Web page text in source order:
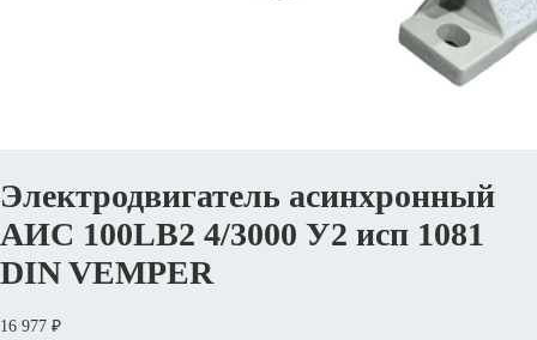
Электродвигатель асинхронный
АИС 100LB2 4/3000 У2 исп 1081
DIN VEMPER
16 977 ₽